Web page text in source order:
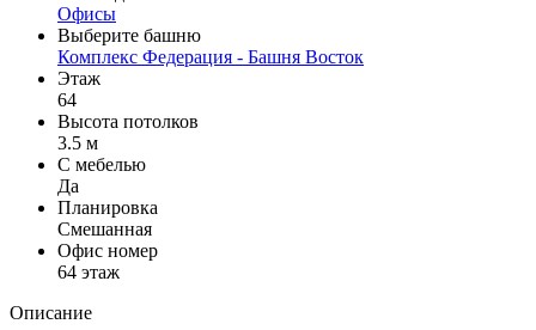
Офисы
Выберите башню
Комплекс Федерация - Башня Восток
Этаж
64
Высота потолков
3.5 м
C мебелью
Да
Планировка
Смешанная
Офис номер
64 этаж
Описание